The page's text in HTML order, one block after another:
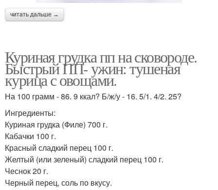
читать дальше →
Куриная грудка пп на сковороде.
Быстрый ПП- ужин: тушеная
курица с овощами.
На 100 грамм - 86. 9 ккал? Б/ж/у - 16. 5/1. 4/2. 25?
Ингредиенты:
Куриная грудка (Филе) 700 г.
Кабачки 100 г.
Красный сладкий перец 100 г.
Желтый (или зеленый) сладкий перец 100 г.
Чеснок 20 г.
Черный перец, соль по вкусу.